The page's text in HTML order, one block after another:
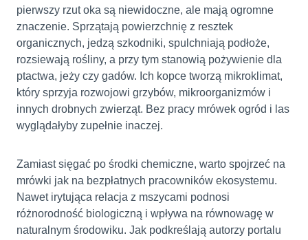
pierwszy rzut oka są niewidoczne, ale mają ogromne
znaczenie. Sprzątają powierzchnię z resztek
organicznych, jedzą szkodniki, spulchniają podłoże,
rozsiewają rośliny, a przy tym stanowią pożywienie dla
ptactwa, jeży czy gadów. Ich kopce tworzą mikroklimat,
który sprzyja rozwojowi grzybów, mikroorganizmów i
innych drobnych zwierząt. Bez pracy mrówek ogród i las
wyglądałyby zupełnie inaczej.
Zamiast sięgać po środki chemiczne, warto spojrzeć na
mrówki jak na bezpłatnych pracowników ekosystemu.
Nawet irytująca relacja z mszycami podnosi
różnorodność biologiczną i wpływa na równowagę w
naturalnym środowiku. Jak podkreślają autorzy portalu